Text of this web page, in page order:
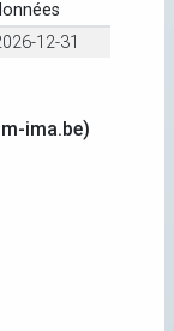
12-31
ima.be)